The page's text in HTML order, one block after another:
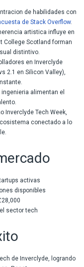
de habilidades con
de Stack Overflow.
artistica influye en
College Scotland forman
distintivo.
en Inverclyde
2.1 en Silicon Valley),
ingenieria alimentan el
Inverclyde Tech Week,
conectado a lo
activas
disponibles
sector tech
de Inverclyde, logrando